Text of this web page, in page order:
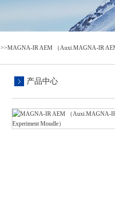
>>MAGNA-IR AEM （Auxi.MAGNA-IR
产品中心